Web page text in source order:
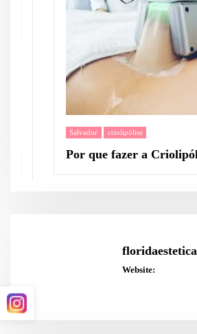
criolipólise
Por que fazer a Criolipólise?
floridaestetica
Website: